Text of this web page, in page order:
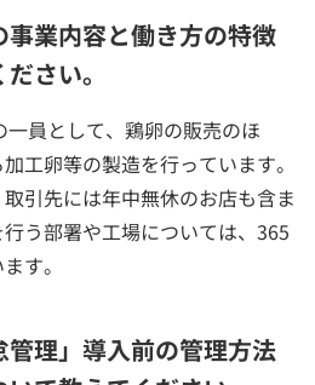
業内容と働き方の特徴
さい。
員として、鶏卵の販売のほ
工卵等の製造を行っています。
引先には年中無休のお店も含ま
う部署や工場については、365
す。
管理」導入前の管理方法